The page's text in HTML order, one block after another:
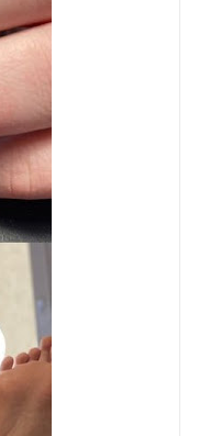
під ворожим вогнем
служать у ТЦК
на авто ЗСУ